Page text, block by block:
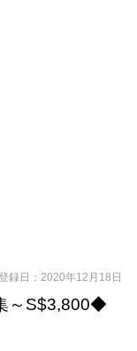
録日：2020年12月18日
～S$3,800◆